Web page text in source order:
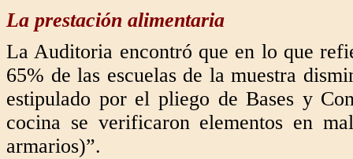
La prestación alimentaria
La Auditoria encontró que en lo que
65% de las escuelas de la muestra
estipulado por el pliego de Bases y
cocina se verificaron elementos en
armarios)”.